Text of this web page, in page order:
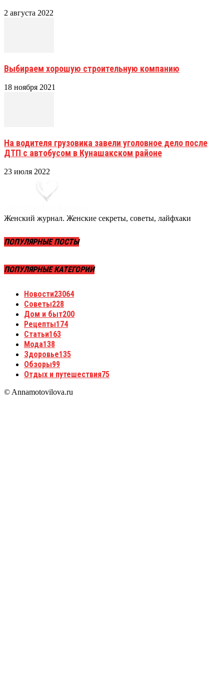
2 августа 2022
Выбираем хорошую строительную компанию
18 ноября 2021
На водителя грузовика завели уголовное дело после
ДТП с автобусом в Кунашакском районе
23 июля 2022
Женский журнал. Женские секреты, советы, лайфхаки
ПОПУЛЯРНЫЕ ПОСТЫ
ПОПУЛЯРНЫЕ КАТЕГОРИИ
Новости23064
Советы228
Дом и быт200
Рецепты174
Статьи163
Мода138
Здоровье135
Обзоры99
Отдых и путешествия75
© Annamotovilova.ru